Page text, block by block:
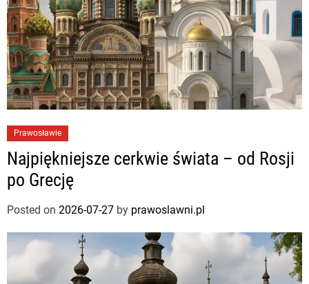
Prawosławie
Najpiękniejsze cerkwie świata – od Rosji
po Grecję
Posted on 2026-07-27 by prawoslawni.pl